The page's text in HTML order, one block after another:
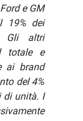
e GM
19% dei
Gli altri
totale e
ai brand
del 4%
di unità. I